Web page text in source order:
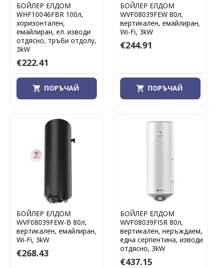
БОЙЛЕР ЕЛДОМ
WHF10046FBR 100л,
хоризонтален,
емайлиран, eл. изводи
отдясно, тръби отдолу,
3kW
€222.41
ПОРЪЧАЙ
БОЙЛЕР ЕЛДОМ
WVF08039FEW 80л,
вертикален, емайлиран,
Wi-Fi, 3kW
€244.91
ПОРЪЧАЙ
БОЙЛЕР ЕЛДОМ
WVF08039FEW-B 80л,
вертикален, емайлиран,
Wi-Fi, 3kW
€268.43
БОЙЛЕР ЕЛДОМ
WVF08039FISR 80л,
вертикален, неръждаем,
една серпентина, изводи
отдясно, 3kW
€437.15